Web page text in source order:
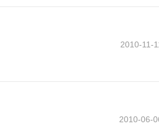
2010-11-
2010-06-